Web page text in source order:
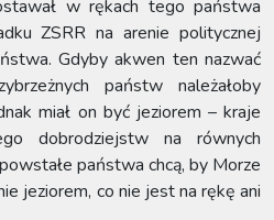
w rękach tego państwa
ZSRR na arenie politycznej
Gdyby akwen ten nazwać
państw należałoby
miał on być jeziorem – kraje
dobrodziejstw na równych
państwa chcą, by Morze
jeziorem, co nie jest na rękę ani